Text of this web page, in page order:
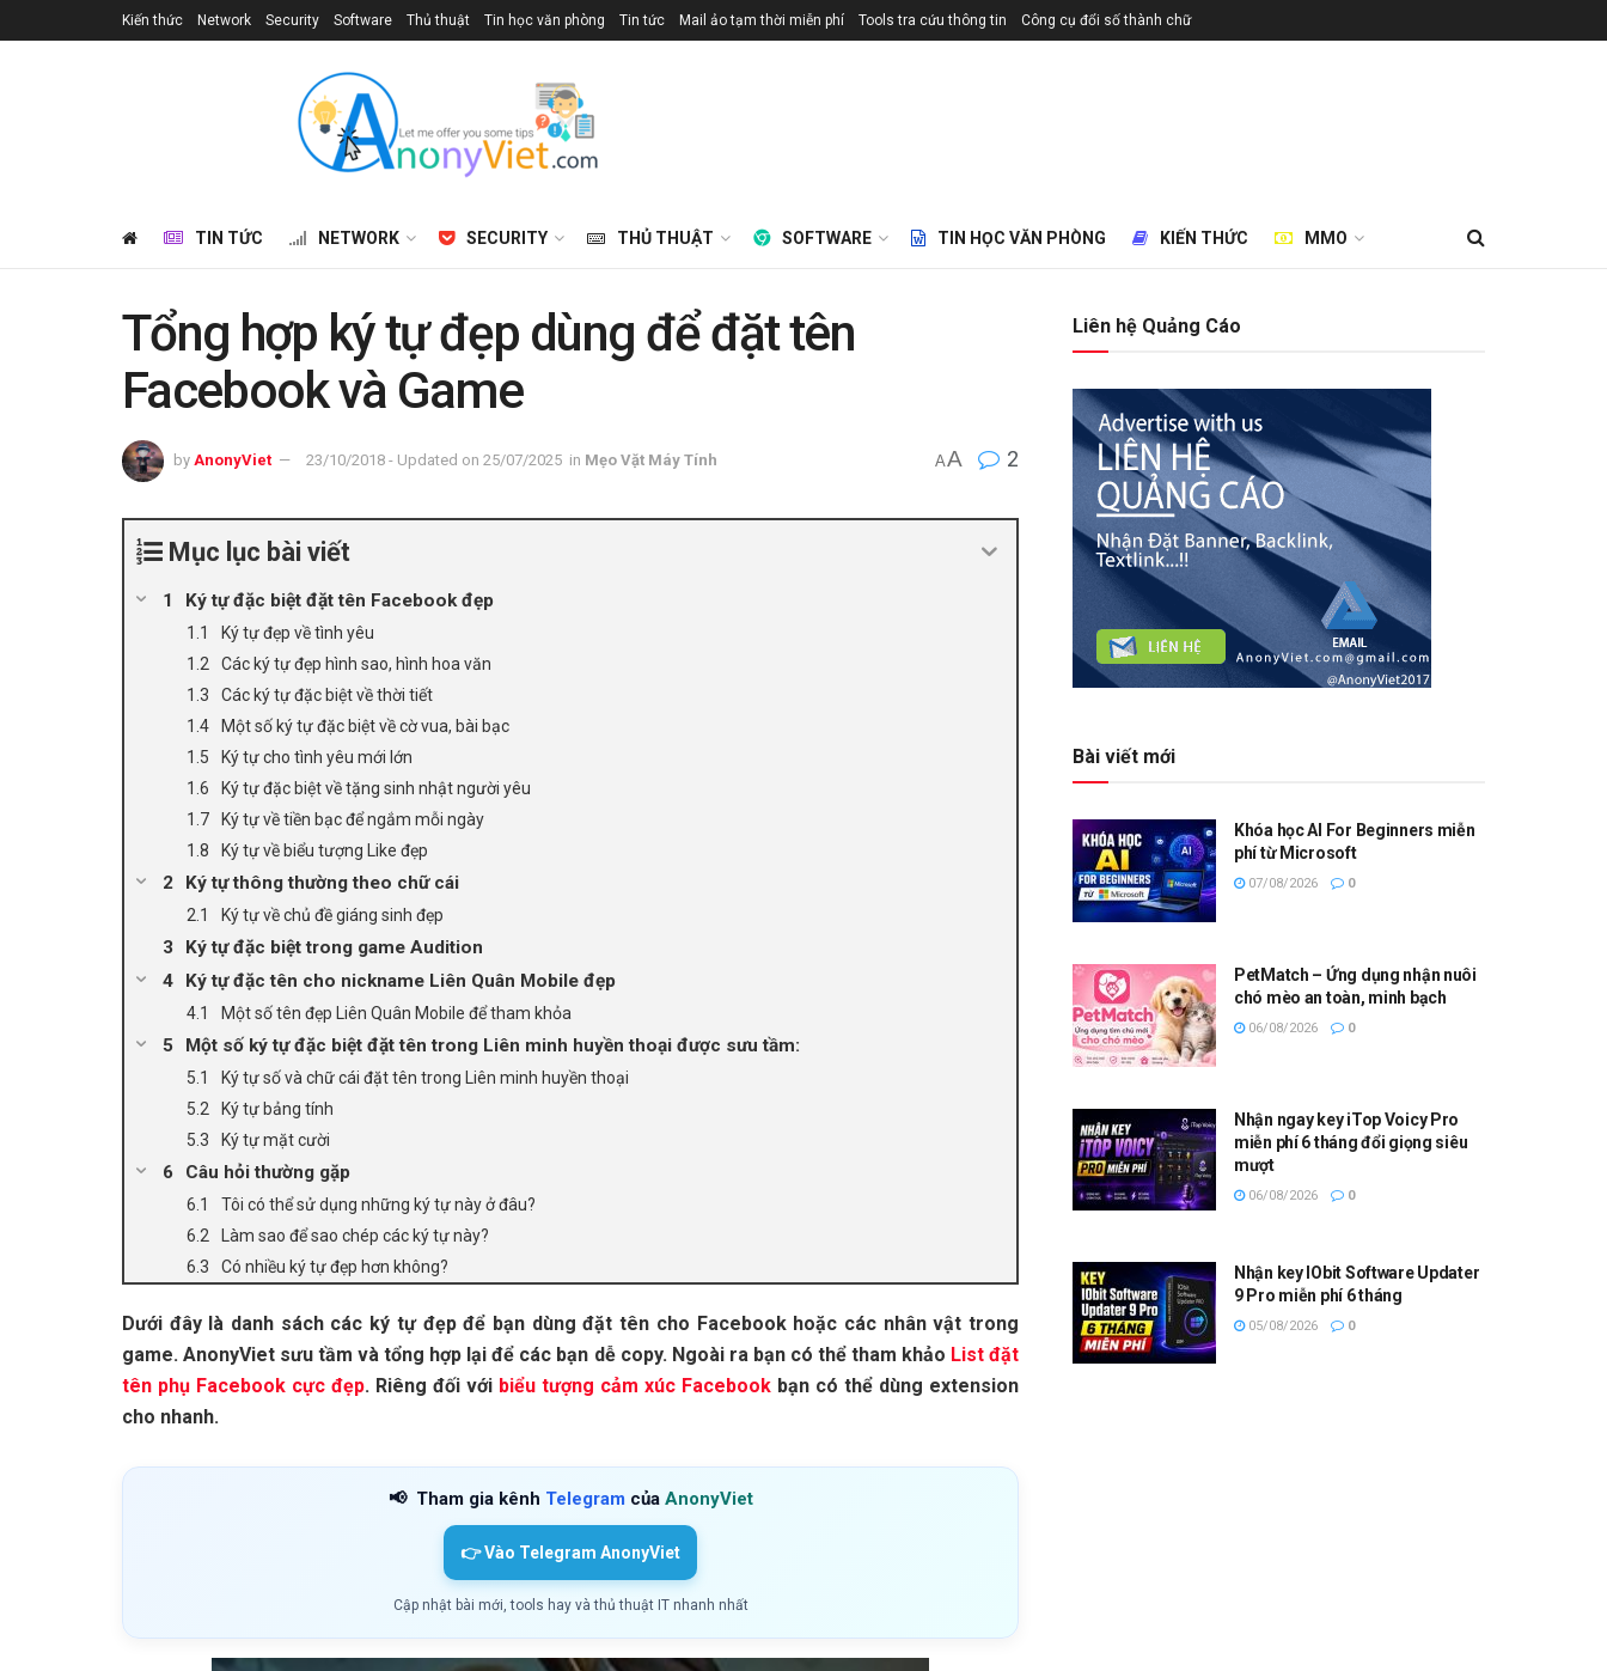
Kiến thức Network Security Software Thủ thuật Tin học văn phòng Tin tức Mail ảo tạm thời miễn phí Tools tra cứu thông tin Công cụ đổi số thành chữ
TIN TỨC NETWORK SECURITY THỦ THUẬT SOFTWARE TIN HỌC VĂN PHÒNG KIẾN THỨC MMO
Tổng hợp ký tự đẹp dùng để đặt tên
Facebook và Game
by AnonyViet 23/10/2018 - Updated on 25/07/2025 in Mẹo Vặt Máy Tính AA 2
Mục lục bài viết
Ký tự đặc biệt đặt tên Facebook đẹp
Ký tự đẹp về tình yêu
Các ký tự đẹp hình sao, hình hoa văn
Các ký tự đặc biệt về thời tiết
Một số ký tự đặc biệt về cờ vua, bài bạc
Ký tự cho tình yêu mới lớn
Ký tự đặc biệt về tặng sinh nhật người yêu
Ký tự về tiền bạc để ngắm mỗi ngày
Ký tự về biểu tượng Like đẹp
Ký tự thông thường theo chữ cái
Ký tự về chủ đề giáng sinh đẹp
Ký tự đặc biệt trong game Audition
Ký tự đặc tên cho nickname Liên Quân Mobile đẹp
Một số tên đẹp Liên Quân Mobile để tham khỏa
Một số ký tự đặc biệt đặt tên trong Liên minh huyền thoại được sưu tầm:
Ký tự số và chữ cái đặt tên trong Liên minh huyền thoại
Ký tự bảng tính
Ký tự mặt cười
Câu hỏi thường gặp
Tôi có thể sử dụng những ký tự này ở đâu?
Làm sao để sao chép các ký tự này?
Có nhiều ký tự đẹp hơn không?
Dưới đây là danh sách các ký tự đẹp để bạn dùng đặt tên cho Facebook hoặc các nhân vật trong
game. AnonyViet sưu tầm và tổng hợp lại để các bạn dễ copy. Ngoài ra bạn có thể tham khảo List đặt
tên phụ Facebook cực đẹp. Riêng đối với biểu tượng cảm xúc Facebook bạn có thể dùng extension
cho nhanh.
📢 Tham gia kênh Telegram của AnonyViet
👉 Vào Telegram AnonyViet
Cập nhật bài mới, tools hay và thủ thuật IT nhanh nhất
Liên hệ Quảng Cáo
Bài viết mới
Khóa học AI For Beginners miễn
phí từ Microsoft
07/08/2026 0
PetMatch – Ứng dụng nhận nuôi
chó mèo an toàn, minh bạch
06/08/2026 0
Nhận ngay key iTop Voicy Pro
miễn phí 6 tháng đổi giọng siêu
mượt
06/08/2026 0
Nhận key IObit Software Updater
9 Pro miễn phí 6 tháng
05/08/2026 0